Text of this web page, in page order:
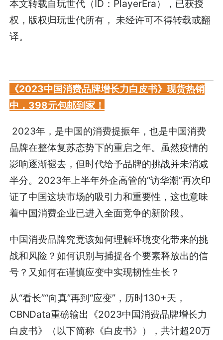
本文转载自玩世代（ID：PlayerEra），已获授
权，版权归玩世代所有， 未经许可不得转载或翻
译。
《2023中国消费品牌增长力白皮书》现货热销
中，398元包邮到家！
2023年，是中国的消费提振年，也是中国消费
品牌在整体复苏态势下的重启之年。虽然疫情的
影响逐渐褪去，但时代给予品牌的挑战并未消减
半分。2023年上半年外企高管的“访华潮”再次印
证了中国这块市场的吸引力和重要性，这也意味
着中国消费企业已进入全面竞争的新阶段。
中国消费品牌究竟该如何理解环境变化带来的挑
战和风险？如何识别与捕捉各个要素释放出的信
号？又如何在谨慎应变中实现韧性生长？
从“看长”“向真”再到“应变”，历时130+天，
CBNData重磅输出《2023中国消费品牌增长力
白皮书》（以下简称《白皮书》），共计超20万